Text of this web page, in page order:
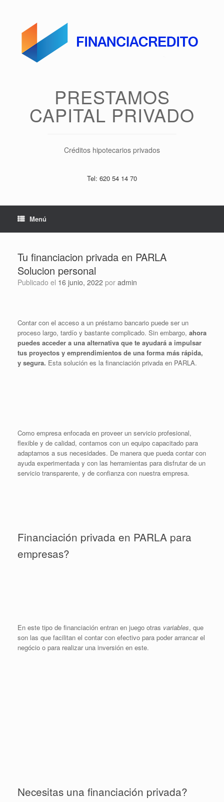
PRESTAMOS
CAPITAL PRIVADO
Créditos hipotecarios privados
Tel: 620 54 14 70
Menú
Tu financiacion privada en PARLA
Solucion personal
Publicado el 16 junio, 2022 por admin
Contar con el acceso a un préstamo bancario puede ser un
proceso largo, tardío y bastante complicado. Sin embargo, ahora
puedes acceder a una alternativa que te ayudará a impulsar
tus proyectos y emprendimientos de una forma más rápida,
y segura. Esta solución es la financiación privada en PARLA.
Como empresa enfocada en proveer un servicio profesional,
flexible y de calidad, contamos con un equipo capacitado para
adaptarnos a sus necesidades. De manera que pueda contar con
ayuda experimentada y con las herramientas para disfrutar de un
servicio transparente, y de confianza con nuestra empresa.
Financiación privada en PARLA para
empresas?
En este tipo de financiación entran en juego otras variables, que
son las que facilitan el contar con efectivo para poder arrancar el
negócio o para realizar una inversión en este.
Necesitas una financiación privada?